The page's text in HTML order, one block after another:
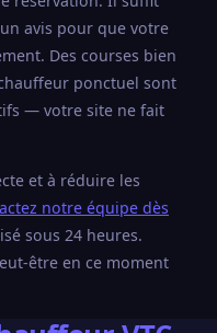
avis pour que votre
Des courses bien
ponctuel sont
— votre site ne fait
et à réduire les
notre équipe dès
sous 24 heures.
être en ce moment